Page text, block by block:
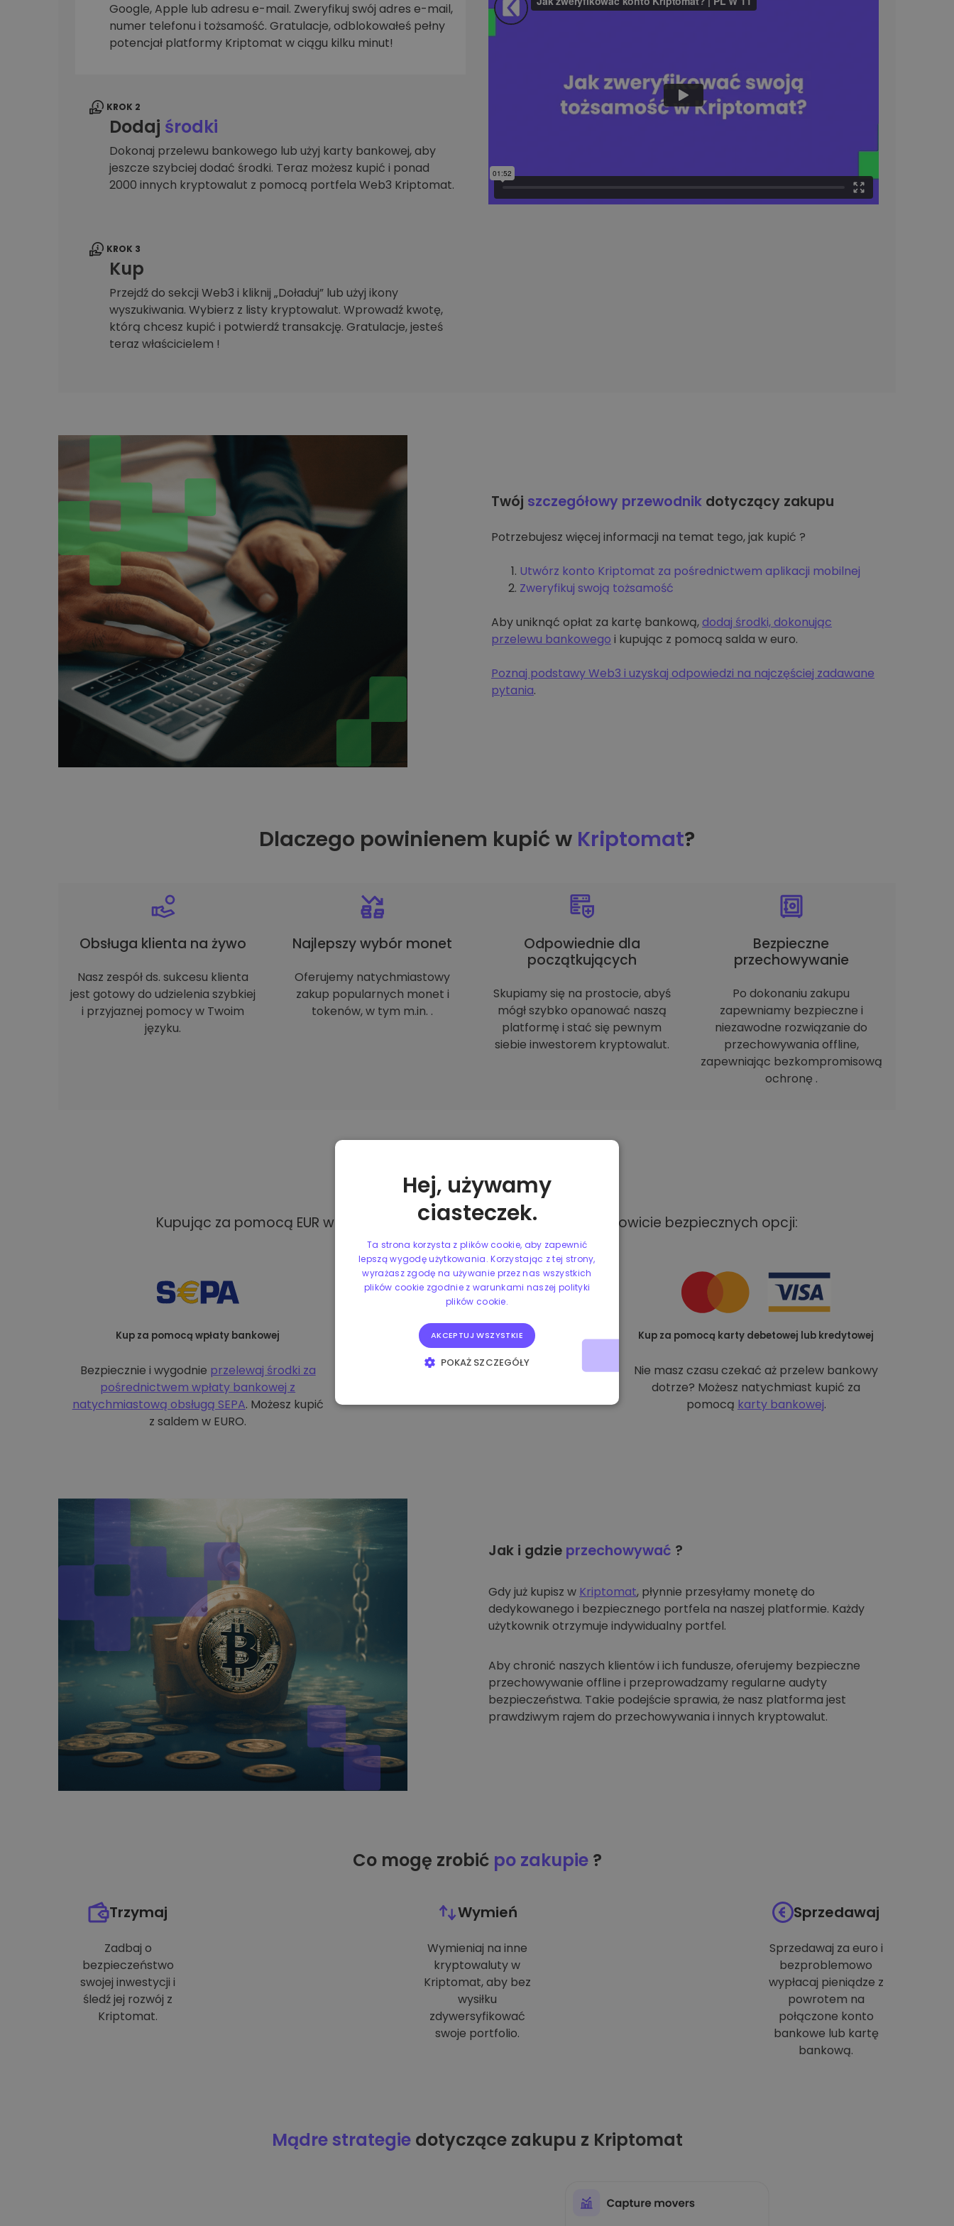
Explorer inwestycji
Znajdź swoją strategię kryptowalut
Google, Apple lub adresu e-mail. Zweryfikuj swój adres e-mail,
numer telefonu i tożsamość. Gratulacje, odblokowałeś pełny
potencjał platformy Kriptomat w ciągu kilku minut!
KROK 2
Dodaj środki
Dokonaj przelewu bankowego lub użyj karty bankowej, aby
jeszcze szybciej dodać środki. Teraz możesz kupić i ponad
2000 innych kryptowalut z pomocą portfela Web3 Kriptomat.
KROK 3
Kup
Przejdź do sekcji Web3 i kliknij „Doładuj” lub użyj ikony
wyszukiwania. Wybierz z listy kryptowalut. Wprowadź kwotę,
którą chcesz kupić i potwierdź transakcję. Gratulacje, jesteś
teraz właścicielem !
Twój szczegółowy przewodnik dotyczący zakupu
Potrzebujesz więcej informacji na temat tego, jak kupić ?
Utwórz konto Kriptomat za pośrednictwem aplikacji mobilnej
Zweryfikuj swoją tożsamość
Aby uniknąć opłat za kartę bankową,dodaj środki, dokonując
przelewu bankowego i kupując z pomocą salda w euro.
Poznaj podstawy Web3 i uzyskaj odpowiedzi na najczęściej zadawane
pytania.
Dlaczego powinienem kupić w Kriptomat?
Obsługa klienta na żywo
Nasz zespół ds. sukcesu klienta
jest gotowy do udzielenia szybkiej
i przyjaznej pomocy w Twoim
języku.
Najlepszy wybór monet
Oferujemy natychmiastowy
zakup popularnych monet i
tokenów, w tym m.in. .
Odpowiednie dla
początkujących
Skupiamy się na prostocie, abyś
mógł szybko opanować naszą
platformę i stać się pewnym
siebie inwestorem kryptowalut.
Bezpieczne
przechowywanie
Po dokonaniu zakupu
zapewniamy bezpieczne i
niezawodne rozwiązanie do
przechowywania offline,
zapewniając bezkompromisową
ochronę .
Metodypłatności
Kupując za pomocą EUR w Kriptomat, masz dostęp do różnych i całkowicie bezpiecznych opcji:
Kup za pomocą wpłaty bankowej
Bezpiecznie i wygodnie przelewaj środki za
pośrednictwem wpłaty bankowej z
natychmiastową obsługą SEPA. Możesz kupić
z saldem w EURO.
Kup za pomocą karty debetowej lub kredytowej
Nie masz czasu czekać aż przelew bankowy
dotrze? Możesz natychmiast kupić za
pomocą karty bankowej.
Jak i gdzie przechowywać ?
Gdy już kupisz w Kriptomat, płynnie przesyłamy monetę do
dedykowanego i bezpiecznego portfela na naszej platformie. Każdy
użytkownik otrzymuje indywidualny portfel.
Aby chronić naszych klientów i ich fundusze, oferujemy bezpieczne
przechowywanie offline i przeprowadzamy regularne audyty
bezpieczeństwa. Takie podejście sprawia, że nasz platforma jest
prawdziwym rajem do przechowywania i innych kryptowalut.
Co mogę zrobić po zakupie?
Trzymaj
Zadbaj o
bezpieczeństwo
swojej inwestycji i
śledź jej rozwój z
Kriptomat.
Wymień
Wymieniaj na inne
kryptowaluty w
Kriptomat, aby bez
wysiłku
zdywersyfikować
swoje portfolio.
Sprzedawaj
Sprzedawaj za euro i
bezproblemowo
wypłacaj pieniądze z
powrotem na
połączone konto
bankowe lub kartę
bankową.
Mądre strategiedotyczące zakupu z Kriptomat
Hej, używamy
ciasteczek.
Ta strona korzysta z plików cookie, aby zapewnić
lepszą wygodę użytkowania. Korzystając z tej strony,
wyrażasz zgodę na używanie przez nas wszystkich
plików cookie zgodnie z warunkami naszej polityki
plików cookie.
AKCEPTUJ WSZYSTKIE
POKAŻ SZCZEGÓŁY